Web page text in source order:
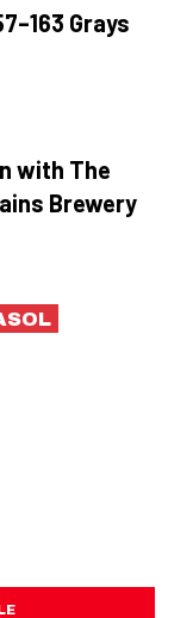
Grays
with The
Brewery